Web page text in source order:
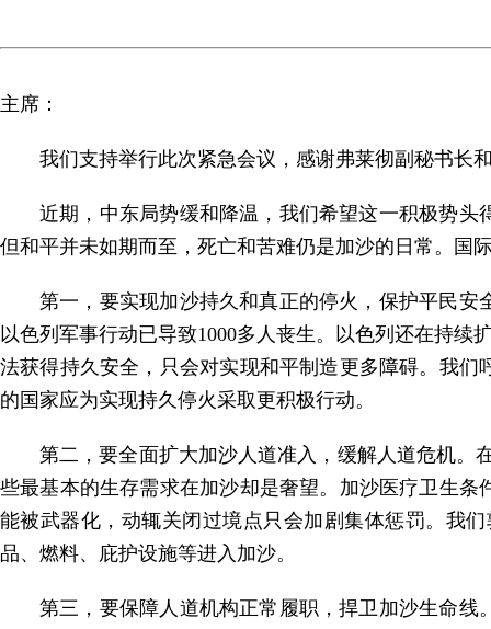
主席：
我们支持举行此次紧急会议，感谢弗莱彻副秘书长
近期，中东局势缓和降温，我们希望这一积极势
但和平并未如期而至，死亡和苦难仍是加沙的日常。国
第一，要实现加沙持久和真正的停火，保护平民
以色列军事行动已导致1000多人丧生。以色列还在持续
法获得持久安全，只会对实现和平制造更多障碍。我
的国家应为实现持久停火采取更积极行动。
第二，要全面扩大加沙人道准入，缓解人道危机。
些最基本的生存需求在加沙却是奢望。加沙医疗卫生
能被武器化，动辄关闭过境点只会加剧集体惩罚。我
品、燃料、庇护设施等进入加沙。
第三，要保障人道机构正常履职，捍卫加沙生命